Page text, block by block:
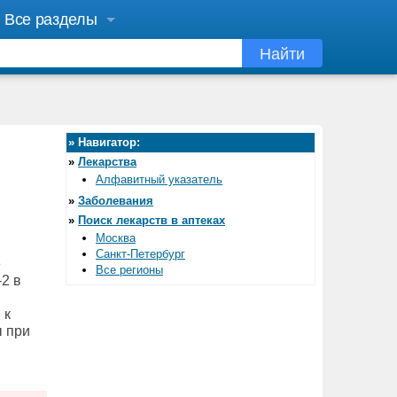
Все разделы
Найти
в
к
при
» Навигатор:
» Лекарства
Алфавитный указатель
» Заболевания
» Поиск лекарств в аптеках
Москва
Санкт-Петербург
Все регионы